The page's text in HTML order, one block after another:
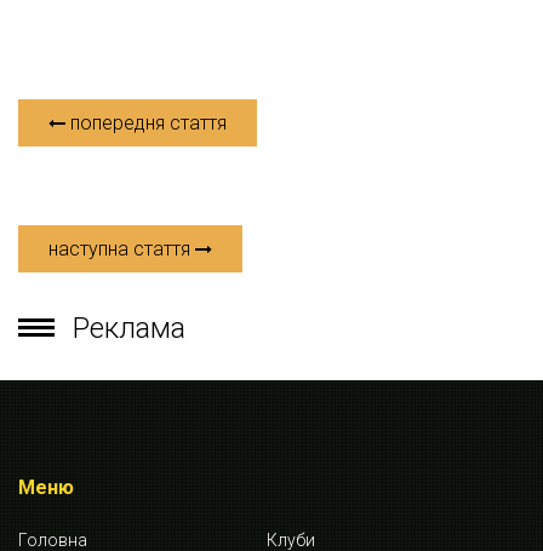
попередня стаття
наступна стаття
Реклама
Меню
Головна
Клуби